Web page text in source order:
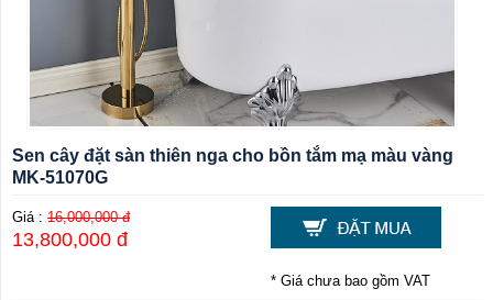
Sen cây đặt sàn thiên nga cho bồn tắm mạ màu vàng
MK-51070G
Giá : 16,000,000 đ
13,800,000 đ
* Giá chưa bao gồm VAT